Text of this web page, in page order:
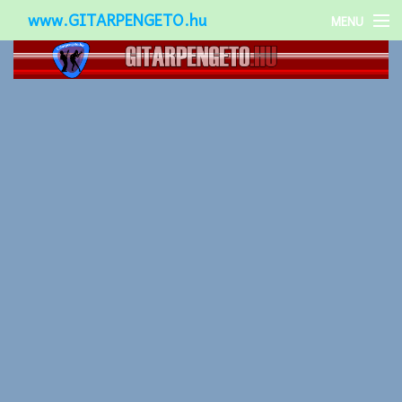
www.GITARPENGETO.hu MENU
Népszerű-